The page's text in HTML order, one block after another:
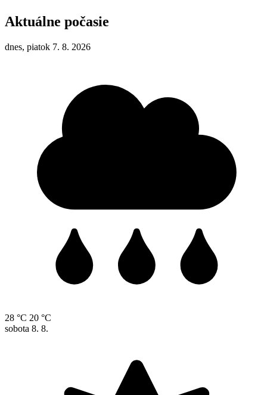
Aktuálne počasie
dnes, piatok 7. 8. 2026
28 °C 20 °C
sobota 8. 8.